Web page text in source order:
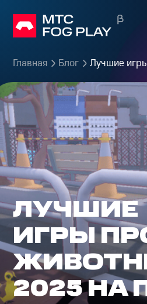
Главная Блог
ЛУЧШИЕ
ИГРЫ
2025 НА